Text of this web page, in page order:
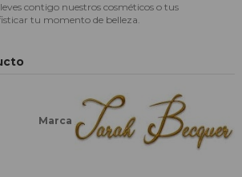
contigo nuestros cosméticos o tus
tu momento de belleza.
Marca